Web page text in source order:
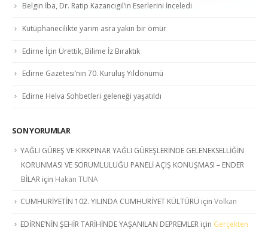
Belgin İba, Dr. Ratip Kazancıgil’in Eserlerini İnceledi
Kütüphanecilikte yarım asra yakın bir ömür
Edirne İçin Ürettik, Bilime İz Bıraktık
Edirne Gazetesi’nin 70. Kuruluş Yıldönümü
Edirne Helva Sohbetleri geleneği yaşatıldı
SON YORUMLAR
YAĞLI GÜREŞ VE KIRKPINAR YAĞLI GÜREŞLERİNDE GELENEKSELLİĞİN
KORUNMASI VE SORUMLULUĞU PANELİ AÇIŞ KONUŞMASI – ENDER
BİLAR için Hakan TUNA
CUMHURİYETİN 102. YILINDA CUMHURİYET KÜLTÜRÜ için Volkan
EDİRNE’NİN ŞEHİR TARİHİNDE YAŞANILAN DEPREMLER için Gerçekten